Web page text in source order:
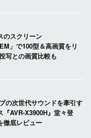
のスクリーン
」で100型＆高画質をリ
写との画質比較も
の次世代サウンドを牽引す
『AVR-X3900H』堂々登
徹底レビュー